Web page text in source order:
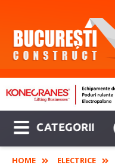
CATEGORII
HOME ELECTRICE